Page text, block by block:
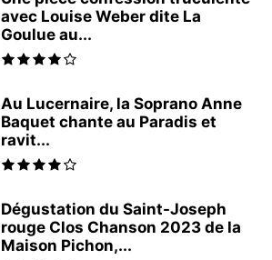
avec Louise Weber dite La
Goulue au...
Au Lucernaire, la Soprano Anne
Baquet chante au Paradis et
ravit...
Dégustation du Saint-Joseph
rouge Clos Chanson 2023 de la
Maison Pichon,...